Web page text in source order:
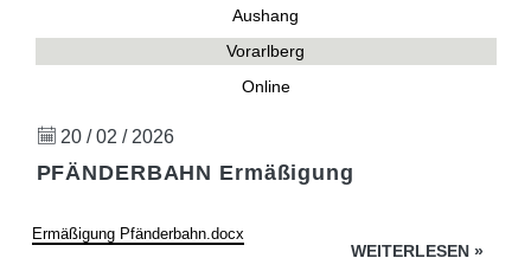
Aushang
Vorarlberg
Online
20 / 02 / 2026
PFÄNDERBAHN Ermäßigung
Ermäßigung Pfänderbahn.docx
WEITERLESEN »